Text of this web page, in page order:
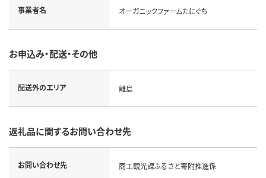
事業者名 オーガニックファームたにぐち
お申込み・配送・その他
配送外のエリア 離島
返礼品に関するお問い合わせ先
お問い合わせ先 商工観光課ふるさと寄附推進係